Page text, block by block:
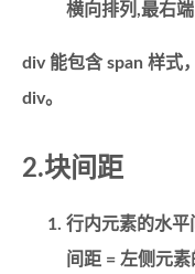
横向排列,最右
div 能包含 span 样式
div。
2.块间距
行内元素的水平
间距 = 左侧元